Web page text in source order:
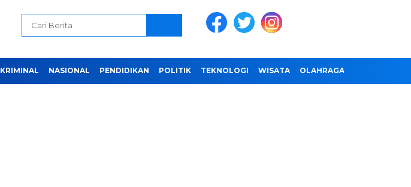
KRIMINAL NASIONAL PENDIDIKAN POLITIK TEKNOLOGI WISATA OLAHRAGA